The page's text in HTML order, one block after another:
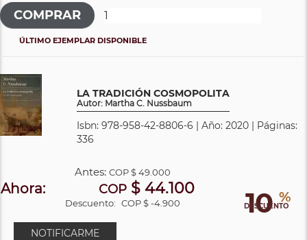
ÚLTIMO EJEMPLAR DISPONIBLE
LA TRADICIÓN COSMOPOLITA
Autor: Martha C. Nussbaum
Isbn: 978-958-42-8806-6 | Año: 2020 | Páginas:
336
10 %
DESCUENTO
Antes:COP$ 49.000
Ahora: COP $ 44.100
Descuento: COP $ -4.900
NOTIFICARME